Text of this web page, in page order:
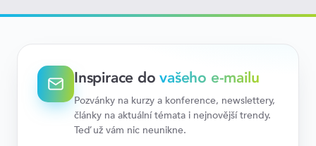
Inspirace dovašeho e-mailu
Pozvánky na kurzy a konference, newslettery,
články na aktuální témata i nejnovější trendy.
Teď už vám nic neunikne.